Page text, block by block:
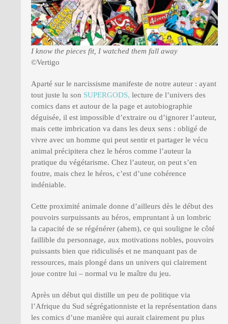
I know the pieces fit, I watched them fall away
©Vertigo
Aparté sur le narcissisme manifeste de notre auteur : ayant
tout juste lu son SUPERGODS, lecture de l’univers des
comics dans et autour de la page et autobiographie
déguisée, il est impossible d’extraire ou d’ignorer l’auteur,
mais cette imbrication va dans les deux sens : obligé de
vivre avec un homme qui peut sentir et partager le vécu
animal précipitera chez le héros comme l’auteur la
pratique du végétarisme. Chez l’auteur, on peut s’en
foutre, mais chez le héros, c’est d’une cohérence
indéniable.
Cette proximité animale donne d’ailleurs dès le début des
pouvoirs surpuissants au héros, empruntant à un lombric
la capacité de se régénérer (ahem), ce qui souligne le côté
faillible du personnage, aux motivations nobles, pouvoirs
puissants bien que ridiculisés et ne manquant pas de
ressources, mais plongé dans un univers qui clairement
joue contre lui – normal vu le maître du jeu.
Après un début qui distille un peu de politique via
l’Afrique du Sud ségrégationniste et la représentation dans
les comics d’une manière qui aurait clairement pu plus